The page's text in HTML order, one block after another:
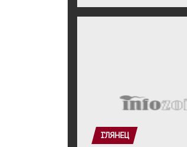
ГЛЯНЕЦ